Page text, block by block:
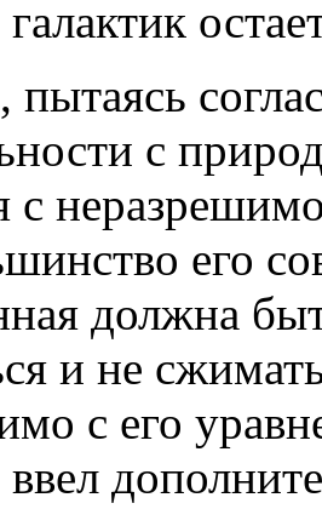
пытаясь
с
с
его
должна
и не
с его